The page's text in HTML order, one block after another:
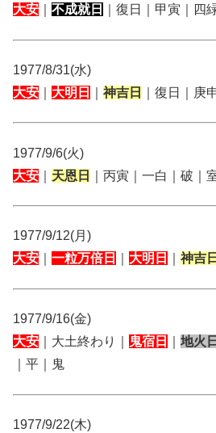
大安 不成就日 ｜復日｜甲寅｜四
1977/8/31(水)
大安
大明日 神吉日 ｜復日｜庚
1977/9/6(火)
大安
天恩日 ｜丙寅｜一白｜破｜
1977/9/12(月)
大安
一粒万倍日 大明日 神吉日
1977/9/16(金)
大安 ｜大土終わり｜ 鬼宿日 地火日
｜平｜鬼
1977/9/22(木)